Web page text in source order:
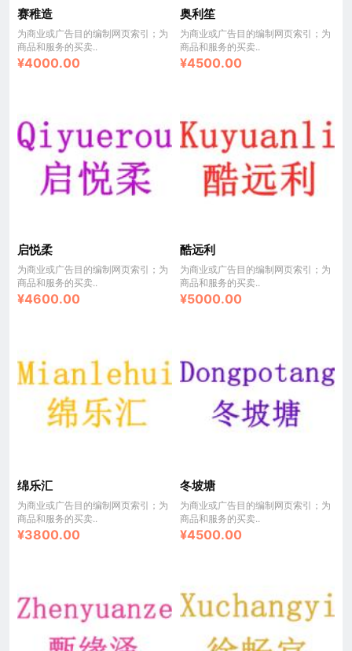
赛稚造
为商业或广告目的编制网页索引；为
商品和服务的买卖..
¥4000.00
奥利笙
为商业或广告目的编制网页索引；为
商品和服务的买卖..
¥4500.00
启悦柔
为商业或广告目的编制网页索引；为
商品和服务的买卖..
¥4600.00
酷远利
为商业或广告目的编制网页索引；为
商品和服务的买卖..
¥5000.00
绵乐汇
为商业或广告目的编制网页索引；为
商品和服务的买卖..
¥3800.00
冬坡塘
为商业或广告目的编制网页索引；为
商品和服务的买卖..
¥4500.00